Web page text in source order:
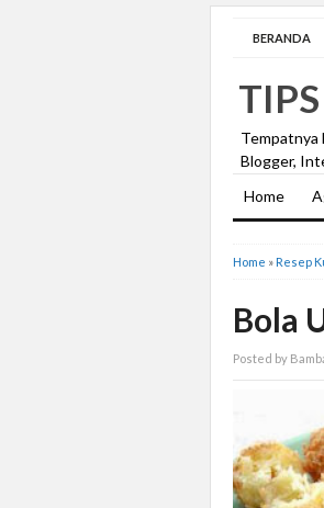
BERANDA
Tempatnya
Blogger,
Home
Home » Resep
Bola
Posted by